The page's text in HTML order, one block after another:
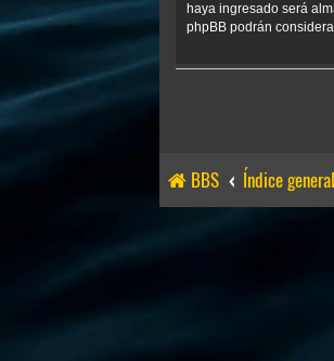
haya ingresado será
phpBB podrán
BBS Índice general